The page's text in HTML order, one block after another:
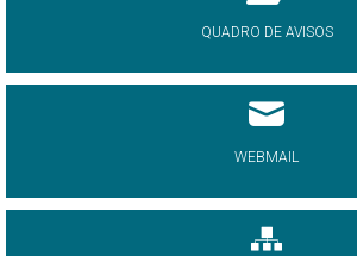
QUADRO DE AVISOS
WEBMAIL